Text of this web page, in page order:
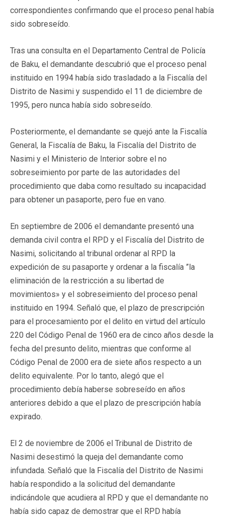
correspondientes confirmando que el proceso penal había
sido sobreseído.
Tras una consulta en el Departamento Central de Policía
de Baku, el demandante descubrió que el proceso penal
instituido en 1994 había sido trasladado a la Fiscalía del
Distrito de Nasimi y suspendido el 11 de diciembre de
1995, pero nunca había sido sobreseído.
Posteriormente, el demandante se quejó ante la Fiscalía
General, la Fiscalía de Baku, la Fiscalía del Distrito de
Nasimi y el Ministerio de Interior sobre el no
sobreseimiento por parte de las autoridades del
procedimiento que daba como resultado su incapacidad
para obtener un pasaporte, pero fue en vano.
En septiembre de 2006 el demandante presentó una
demanda civil contra el RPD y el Fiscalía del Distrito de
Nasimi, solicitando al tribunal ordenar al RPD la
expedición de su pasaporte y ordenar a la fiscalía ”la
eliminación de la restricción a su libertad de
movimientos» y el sobreseimiento del proceso penal
instituido en 1994. Señaló que, el plazo de prescripción
para el procesamiento por el delito en virtud del artículo
220 del Código Penal de 1960 era de cinco años desde la
fecha del presunto delito, mientras que conforme al
Código Penal de 2000 era de siete años respecto a un
delito equivalente. Por lo tanto, alegó que el
procedimiento debía haberse sobreseído en años
anteriores debido a que el plazo de prescripción había
expirado.
El 2 de noviembre de 2006 el Tribunal de Distrito de
Nasimi desestimó la queja del demandante como
infundada. Señaló que la Fiscalía del Distrito de Nasimi
había respondido a la solicitud del demandante
indicándole que acudiera al RPD y que el demandante no
había sido capaz de demostrar que el RPD había